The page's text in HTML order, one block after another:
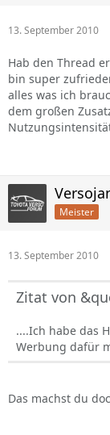
13. September 2010
Hab den Thread
bin super
alles was ich
dem großen
Meister
13. September 2010
Zitat von
....Ich habe das
Werbung dafür
Das machst du